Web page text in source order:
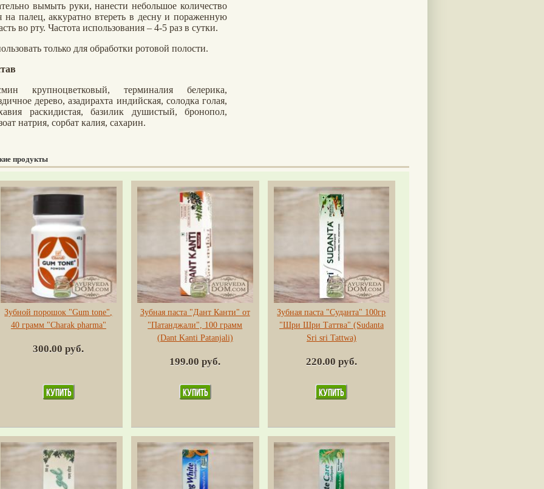
вымыть руки, нанести небольшое количество
на палец, аккуратно втереть в десну и пораженную
во рту. Частота использования – 4-5 раз в сутки.
только для обработки ротовой полости.
крупноцветковый, терминалия белерика,
дерево, азадирахта индийская, солодка голая,
раскидистая, базилик душистый, бронопол,
натрия, сорбат калия, сахарин.
продукты
Зубной порошок "Gum tone",
40 грамм "Сharak pharma"
300.00 руб.
Зубная паста "Дант Канти" от
"Патанджали", 100 грамм
(Dant Kanti Patanjali)
199.00 руб.
Зубная паста "Суданта" 100гр
"Шри Шри Таттва" (Sudanta
Sri sri Tattwa)
220.00 руб.